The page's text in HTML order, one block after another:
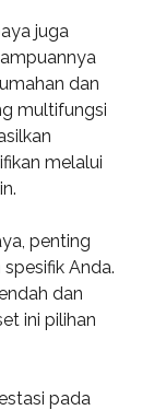
juga
dan
multifungsi
melalui
penting
Anda.
dan
ini pilihan
pada